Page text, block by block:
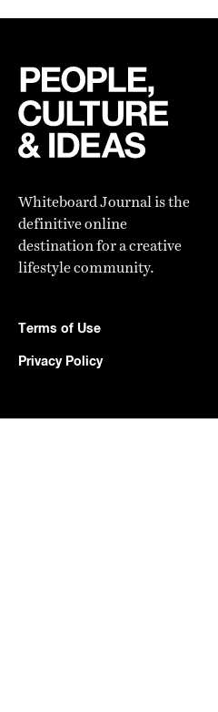
Whiteboard Journal is the
definitive online
destination for a creative
lifestyle community.
Terms of Use
Privacy Policy